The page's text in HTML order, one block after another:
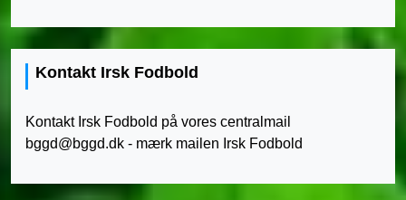
Kontakt Irsk Fodbold
Kontakt Irsk Fodbold på vores centralmail
bggd@bggd.dk - mærk mailen Irsk Fodbold